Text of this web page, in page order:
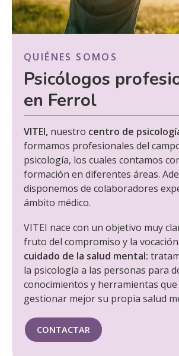
QUIÉNES SOMOS
Psicólogos
en Ferrol
VITEI, nuestro centro de
formamos profesionales del
psicología, los cuales contamos
formación en diferentes áreas.
disponemos de colaboradores
ámbito médico.
VITEI nace con un objetivo muy
fruto del compromiso y la
cuidado de la salud mental:
la psicología a las personas para
conocimientos y herramientas
gestionar mejor su propia salud
CONTACTAR